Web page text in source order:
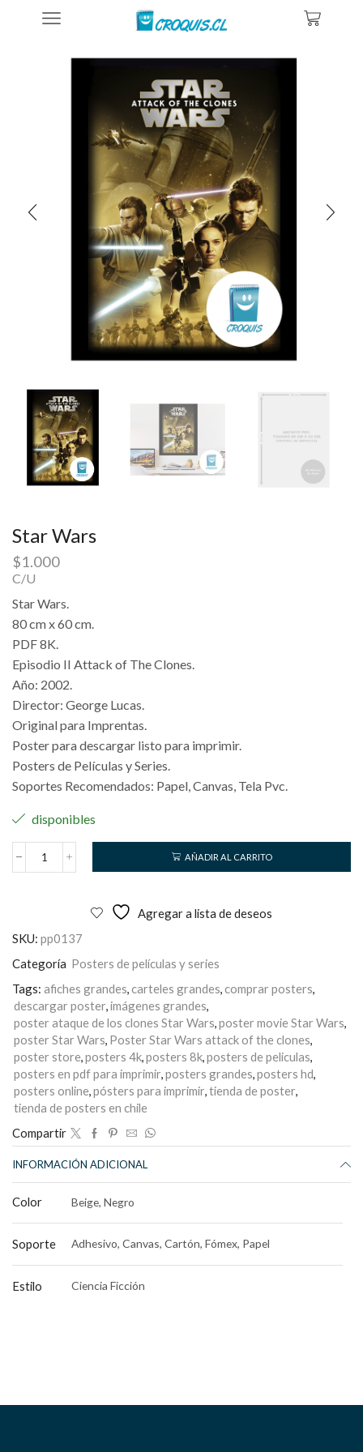
Posters De Películas Y Series
Star Wars
$1.000
C/U
Star Wars.
80 cm x 60 cm.
PDF 8K.
Episodio II Attack of The Clones.
Año: 2002.
Director: George Lucas.
Original para Imprentas.
Poster para descargar listo para imprimir.
Posters de Películas y Series.
Soportes Recomendados: Papel, Canvas, Tela Pvc.
disponibles
Star
AÑADIR AL CARRITO
Agregar a lista de deseos
SKU: pp0137
Categoría Posters de películas y series
Tags: afiches grandes carteles grandes comprar posters
descargar poster imágenes grandes
poster ataque de los clones Star Wars poster movie Star Wars
poster Star Wars Poster Star Wars attack of the clones
poster store posters 4k posters 8k posters de peliculas
posters en pdf para imprimir posters grandes posters hd
posters online pósters para imprimir tienda de poster
tienda de posters en chile
Compartir
INFORMACIÓN ADICIONAL
Color Beige, Negro
Soporte Adhesivo, Canvas, Cartón, Fómex, Papel
Estilo Ciencia Ficción